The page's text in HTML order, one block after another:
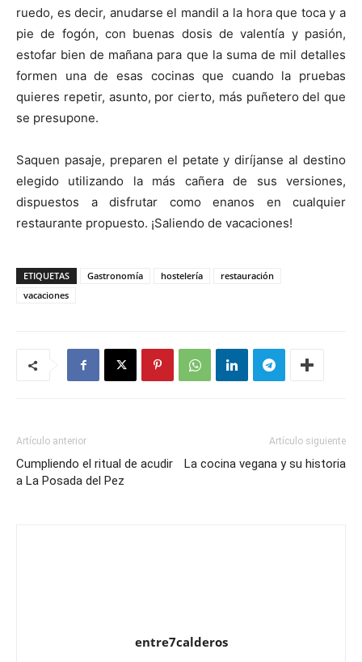
ruedo, es decir, anudarse el mandil a la hora que toca y a
pie de fogón, con buenas dosis de valentía y pasión,
estofar bien de mañana para que la suma de mil detalles
formen una de esas cocinas que cuando la pruebas
quieres repetir, asunto, por cierto, más puñetero del que
se presupone.
Saquen pasaje, preparen el petate y diríjanse al destino
elegido utilizando la más cañera de sus versiones,
dispuestos a disfrutar como enanos en cualquier
restaurante propuesto. ¡Saliendo de vacaciones!
ETIQUETAS Gastronomía hostelería
restauración
vacaciones
Artículo anterior
Cumpliendo el ritual de acudir
a La Posada del Pez
Artículo siguiente
La cocina vegana y su historia
entre7calderos